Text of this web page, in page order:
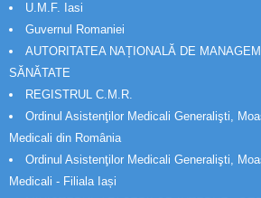
U.M.F. Iasi
Guvernul Romaniei
AUTORITATEA NAȚIONALĂ DE
SĂNĂTATE
REGISTRUL C.M.R.
Ordinul Asistenţilor Medicali Generalişti,
Medicali din România
Ordinul Asistenţilor Medicali Generalişti,
Medicali - Filiala Iași